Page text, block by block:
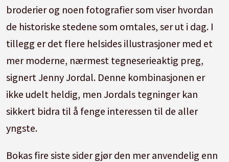
broderier og noen fotografier som viser hvordan
de historiske stedene som omtales, ser ut i dag. I
tillegg er det flere helsides illustrasjoner med et
mer moderne, nærmest tegneserieaktig preg,
signert Jenny Jordal. Denne kombinasjonen er
ikke udelt heldig, men Jordals tegninger kan
sikkert bidra til å fenge interessen til de aller
yngste.
Bokas fire siste sider gjør den mer anvendelig enn